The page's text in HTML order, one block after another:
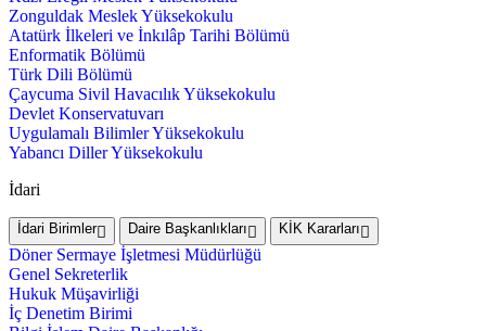
Zonguldak Meslek Yüksekokulu
Atatürk İlkeleri ve İnkılâp Tarihi Bölümü
Enformatik Bölümü
Türk Dili Bölümü
Çaycuma Sivil Havacılık Yüksekokulu
Devlet Konservatuvarı
Uygulamalı Bilimler Yüksekokulu
Yabancı Diller Yüksekokulu
İdari
İdari Birimler Daire Başkanlıkları KİK Kararları
Döner Sermaye İşletmesi Müdürlüğü
Genel Sekreterlik
Hukuk Müşavirliği
İç Denetim Birimi